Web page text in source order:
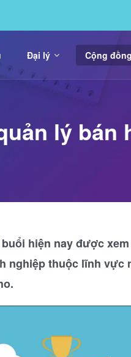
Đại lý Cộng đồng
lý bán
hiện nay được
nghiệp thuộc lĩnh vực